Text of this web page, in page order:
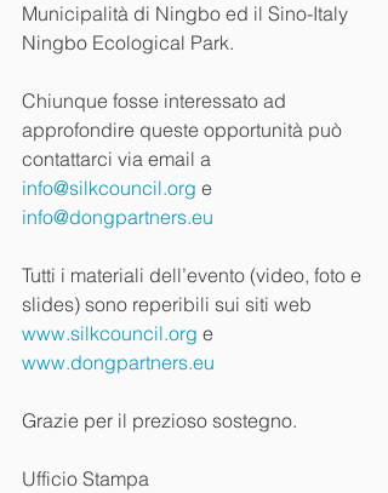
Municipalità di Ningbo ed il Sino-Italy
Ningbo Ecological Park.
Chiunque fosse interessato ad
approfondire queste opportunità può
contattarci via email a
info@silkcouncil.org e
info@dongpartners.eu
Tutti i materiali dell’evento (video, foto e
slides) sono reperibili sui siti web
www.silkcouncil.org e
www.dongpartners.eu
Grazie per il prezioso sostegno.
Ufficio Stampa